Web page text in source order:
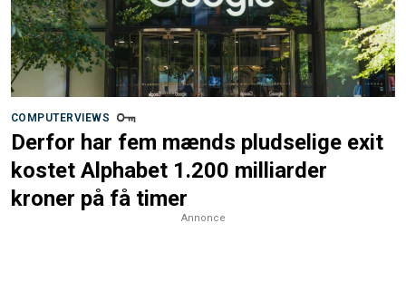
COMPUTERVIEWS
Derfor har fem mænds pludselige exit
kostet Alphabet 1.200 milliarder
kroner på få timer
Annonce